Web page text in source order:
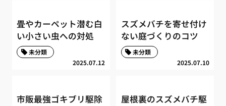
畳やカーペット潜む白
い小さい虫への対処
2025.07.12
未分類
スズメバチを寄せ付け
ない庭づくりのコツ
2025.07.10
未分類
市販最強ゴキブリ駆除
屋根裏のスズメバチ駆